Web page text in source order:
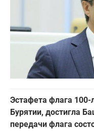
Эстафета флага 100-
Бурятии, достигла
передачи флага